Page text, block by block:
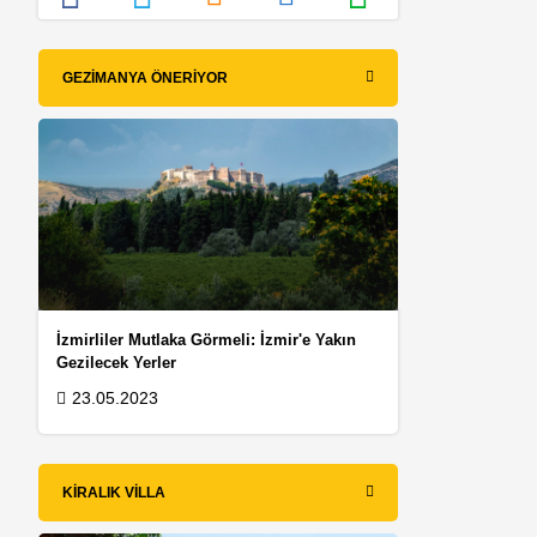
GEZIMANYA ÖNERIYOR
İzmirliler Mutlaka Görmeli: İzmir'e Yakın
Gezilecek Yerler
23.05.2023
KIRALIK VILLA